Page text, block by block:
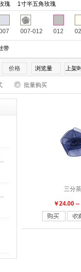
瑰 1寸半五角玫瑰
007-012 012
1133 117 123
175 175印029
434-473
带
价格 浏览量 上架
批量购买
三分
￥24.00
分双色六角玫瑰
寸双色五角玫瑰